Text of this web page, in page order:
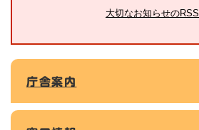
大切なお知らせのRSS
庁舎案内